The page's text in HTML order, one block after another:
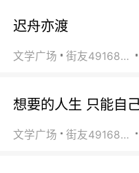
迟舟亦渡
文学广场 街友49168527
想要的人生 只能自
文学广场 街友49168527